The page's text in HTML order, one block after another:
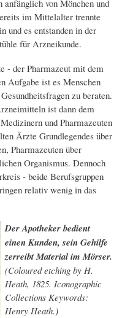
von Mönchen und
im Mittelalter trennte
und es entstanden in der
für Arzneikunde.
- der Pharmazeut mit dem
Aufgabe ist es Menschen
zu beraten.
ist dann dem
und Pharmazeuten
Ärzte Grundlegendes über
Pharmazeuten über
Organismus. Dennoch
- beide Berufsgruppen
relativ wenig in das
Der Apotheker bedient
einen Kunden, sein Gehilfe
zerreibt Material im Mörser.
(Coloured etching by H.
Heath, 1825. Iconographic
Collections Keywords:
Henry Heath.)